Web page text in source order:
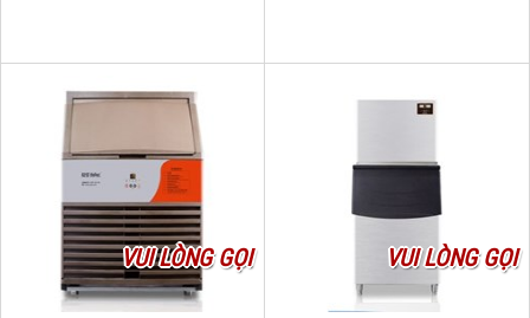
VUI LÒNG GỌI VUI LÒNG GỌI